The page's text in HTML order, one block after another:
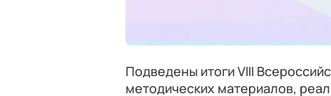
Подведены итоги VIII
методических материалов,